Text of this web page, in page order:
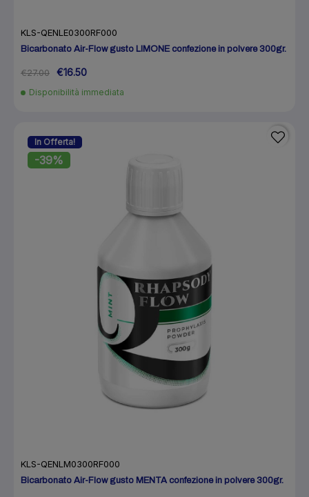
KLS-QENLE0300RF000
Bicarbonato Air-Flow gusto LIMONE confezione in polvere 300gr.
€27.00 €16.50
Disponibilità immediata
In Offerta!
-39%
KLS-QENLM0300RF000
Bicarbonato Air-Flow gusto MENTA confezione in polvere 300gr.